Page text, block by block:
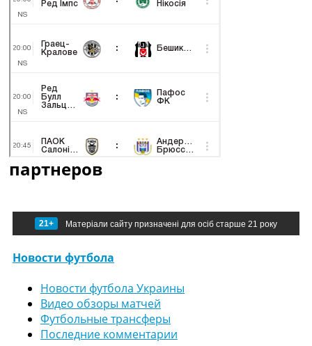
партнеров
21+ Матеріали сайту призначені для осіб старше 21 року
Новости футбола
Новости футбола Украины
Видео обзоры матчей
Футбольные трансферы
Последние комментарии